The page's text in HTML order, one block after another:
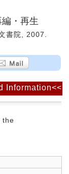
・再生
書院, 2007.
the
Information<<